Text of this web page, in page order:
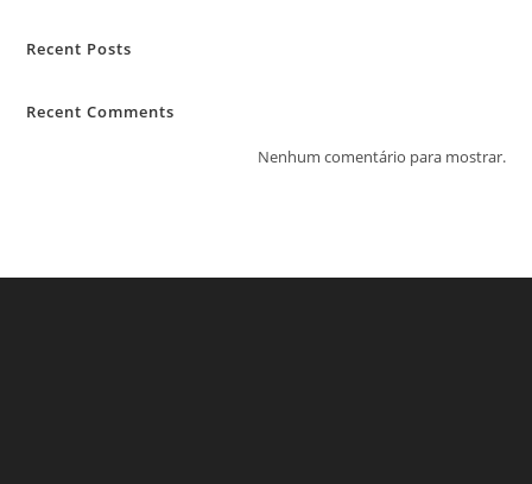
Recent Posts
Recent Comments
Nenhum comentário para mostrar.